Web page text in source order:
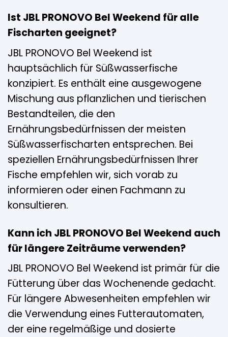
Ist JBL PRONOVO Bel Weekend für alle
Fischarten geeignet?
JBL PRONOVO Bel Weekend ist
hauptsächlich für Süßwasserfische
konzipiert. Es enthält eine ausgewogene
Mischung aus pflanzlichen und tierischen
Bestandteilen, die den
Ernährungsbedürfnissen der meisten
Süßwasserfischarten entsprechen. Bei
speziellen Ernährungsbedürfnissen Ihrer
Fische empfehlen wir, sich vorab zu
informieren oder einen Fachmann zu
konsultieren.
Kann ich JBL PRONOVO Bel Weekend auch
für längere Zeiträume verwenden?
JBL PRONOVO Bel Weekend ist primär für die
Fütterung über das Wochenende gedacht.
Für längere Abwesenheiten empfehlen wir
die Verwendung eines Futterautomaten,
der eine regelmäßige und dosierte